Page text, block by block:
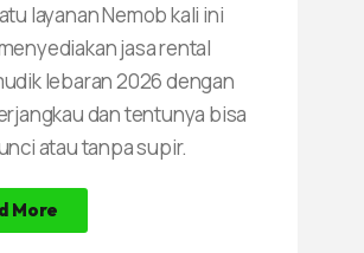
layanan Nemob kali ini
jasa rental
lebaran 2026 dengan
dan tentunya bisa
atau tanpa supir.
More